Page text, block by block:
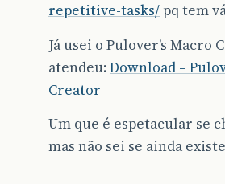
repetitive-tasks/ pq tem
Já usei o Pulover’s Macro
atendeu: Download –
Creator
Um que é espetacular se
mas não sei se ainda